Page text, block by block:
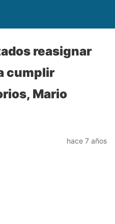
reasignar
cumplir
Mario
hace 7 años